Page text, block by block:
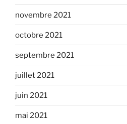
novembre 2021
octobre 2021
septembre 2021
juillet 2021
juin 2021
mai 2021